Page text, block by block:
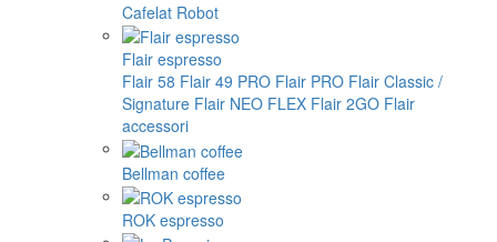
Cafelat Robot
Flair espresso
Flair 58 Flair 49 PRO Flair PRO Flair Classic /
Signature Flair NEO FLEX Flair 2GO Flair
accessori
Bellman coffee
ROK espresso